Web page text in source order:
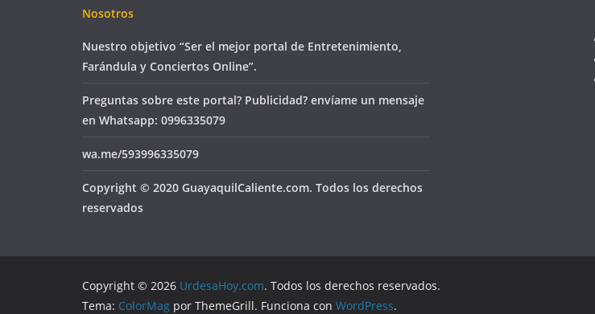
Nosotros
Nuestro objetivo “Ser el mejor portal de Entretenimiento,
Farándula y Conciertos Online”.
Preguntas sobre este portal? Publicidad? envíame un mensaje
en Whatsapp: 0996335079
wa.me/593996335079
Copyright © 2020 GuayaquilCaliente.com. Todos los derechos
reservados
Copyright © 2026 UrdesaHoy.com. Todos los derechos reservados.
Tema: ColorMag por ThemeGrill. Funciona con WordPress.